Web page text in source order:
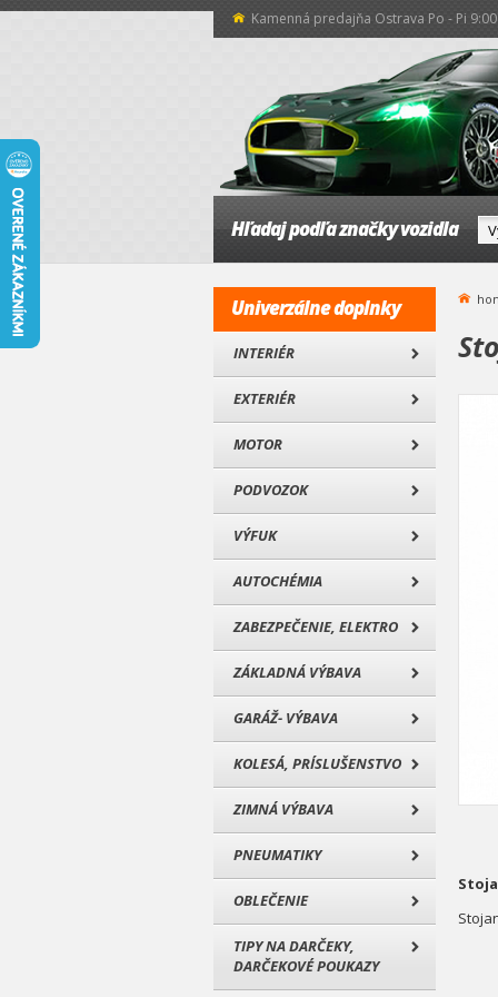
Kamenná predajňa Ostrava Po - Pi
Hľadaj podľa značky vozidla
Univerzálne doplnky
INTERIÉR
EXTERIÉR
MOTOR
PODVOZOK
VÝFUK
AUTOCHÉMIA
ZABEZPEČENIE, ELEKTRO
ZÁKLADNÁ VÝBAVA
GARÁŽ- VÝBAVA
KOLESÁ, PRÍSLUŠENSTVO
ZIMNÁ VÝBAVA
PNEUMATIKY
OBLEČENIE
TIPY NA DARČEKY,
DARČEKOVÉ POUKAZY